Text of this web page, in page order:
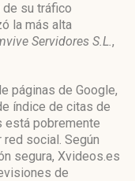
de su tráfico
la más alta
Servidores S.L.,
páginas de Google,
índice de citas de
está pobremente
red social. Según
segura, Xvideos.es
de